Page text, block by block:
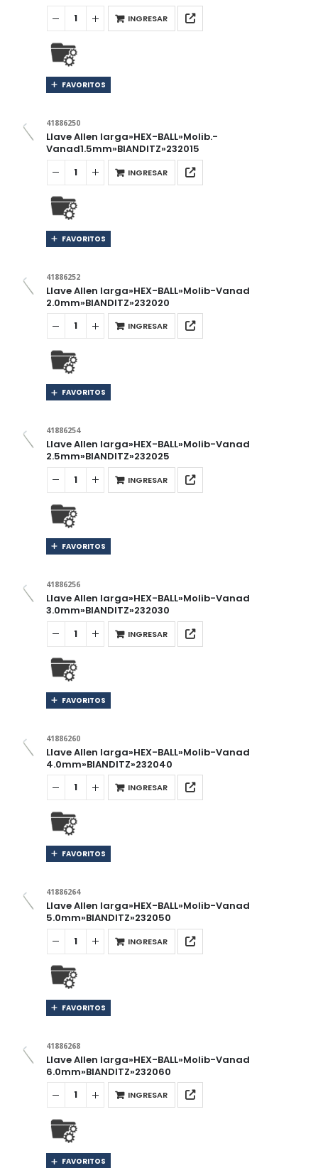
INGRESAR
FAVORITOS
41886250
Llave Allen larga»HEX-BALL»Molib.-
Vanad1.5mm»BIANDITZ»232015
INGRESAR
FAVORITOS
41886252
Llave Allen larga»HEX-BALL»Molib-Vanad
2.0mm»BIANDITZ»232020
INGRESAR
FAVORITOS
41886254
Llave Allen larga»HEX-BALL»Molib-Vanad
2.5mm»BIANDITZ»232025
INGRESAR
FAVORITOS
41886256
Llave Allen larga»HEX-BALL»Molib-Vanad
3.0mm»BIANDITZ»232030
INGRESAR
FAVORITOS
41886260
Llave Allen larga»HEX-BALL»Molib-Vanad
4.0mm»BIANDITZ»232040
INGRESAR
FAVORITOS
41886264
Llave Allen larga»HEX-BALL»Molib-Vanad
5.0mm»BIANDITZ»232050
INGRESAR
FAVORITOS
41886268
Llave Allen larga»HEX-BALL»Molib-Vanad
6.0mm»BIANDITZ»232060
INGRESAR
FAVORITOS